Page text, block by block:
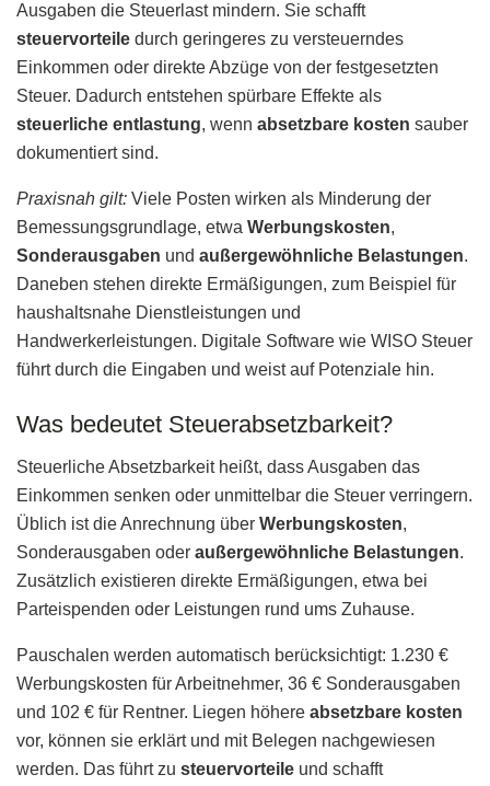
Ausgaben die Steuerlast mindern. Sie schafft
steuervorteile durch geringeres zu versteuerndes
Einkommen oder direkte Abzüge von der festgesetzten
Steuer. Dadurch entstehen spürbare Effekte als
steuerliche entlastung, wenn absetzbare kosten sauber
dokumentiert sind.
Praxisnah gilt: Viele Posten wirken als Minderung der
Bemessungsgrundlage, etwa Werbungskosten,
Sonderausgaben und außergewöhnliche Belastungen.
Daneben stehen direkte Ermäßigungen, zum Beispiel für
haushaltsnahe Dienstleistungen und
Handwerkerleistungen. Digitale Software wie WISO Steuer
führt durch die Eingaben und weist auf Potenziale hin.
Was bedeutet Steuerabsetzbarkeit?
Steuerliche Absetzbarkeit heißt, dass Ausgaben das
Einkommen senken oder unmittelbar die Steuer verringern.
Üblich ist die Anrechnung über Werbungskosten,
Sonderausgaben oder außergewöhnliche Belastungen.
Zusätzlich existieren direkte Ermäßigungen, etwa bei
Parteispenden oder Leistungen rund ums Zuhause.
Pauschalen werden automatisch berücksichtigt: 1.230 €
Werbungskosten für Arbeitnehmer, 36 € Sonderausgaben
und 102 € für Rentner. Liegen höhere absetzbare kosten
vor, können sie erklärt und mit Belegen nachgewiesen
werden. Das führt zu steuervorteile und schafft